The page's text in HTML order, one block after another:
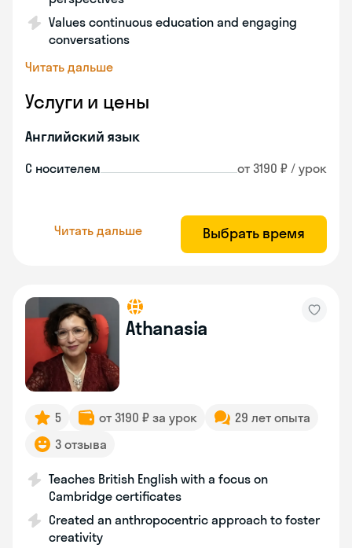
Values continuous education and engaging
conversations
Читать дальше
Услуги и цены
Английский язык
С носителем от 3190 ₽ / урок
Читать дальше Выбрать время
Athanasia
5 от 3190 ₽ за урок
29 лет опыта
3 отзыва
Teaches British English with a focus on
Cambridge certificates
Created an anthropocentric approach to foster
creativity